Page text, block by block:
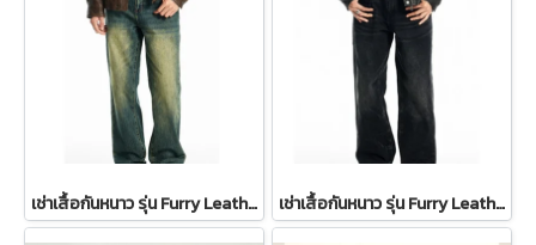
เช่าเสื้อกันหนาว รุ่น Furry Leather Jacket Maillard Brown WINTERCLOTHFA0107 / WINTERCLOTHFA0299 เช่าเสื้อกันหนาว รุ่น Furry Leather Jacket Maillard Black WINTERCLOTHFA0108 / WINTERCLOTHFA0158